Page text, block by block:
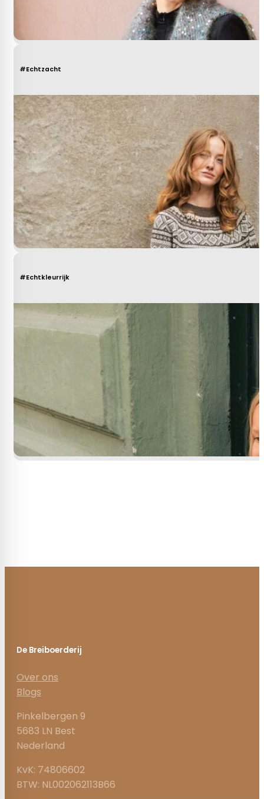
#Echtzacht
#Echtkleurrijk
De Breiboerderij
Over ons
Blogs
Pinkelbergen 9
5683 LN Best
Nederland
KvK: 74806602
BTW: NL002062113B66